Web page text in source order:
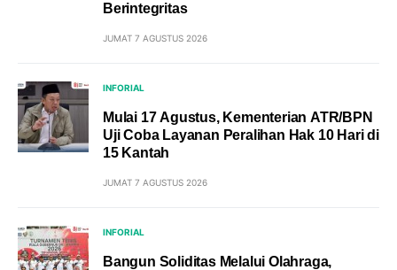
Berintegritas
JUMAT 7 AGUSTUS 2026
INFORIAL
Mulai 17 Agustus, Kementerian ATR/BPN
Uji Coba Layanan Peralihan Hak 10 Hari di
15 Kantah
JUMAT 7 AGUSTUS 2026
INFORIAL
Bangun Soliditas Melalui Olahraga,